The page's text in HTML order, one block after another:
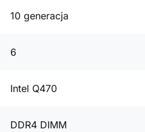
10 generacja
6
Intel Q470
DDR4 DIMM